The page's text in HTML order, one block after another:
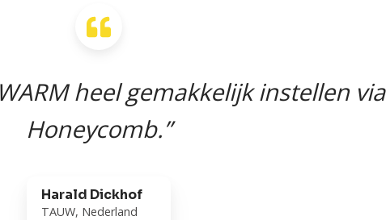
heel gemakkelijk instellen via
Honeycomb.”
Harald Dickhof
TAUW, Nederland